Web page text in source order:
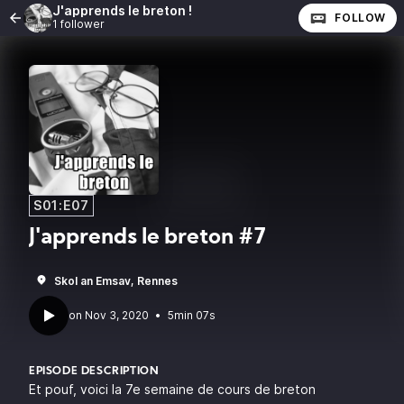
J'apprends le breton !
1 follower FOLLOW
S01:E07
J'apprends le breton #7
Skol an Emsav, Rennes
• 5min 07s
EPISODE DESCRIPTION
Et pouf, voici la 7e semaine de cours de breton